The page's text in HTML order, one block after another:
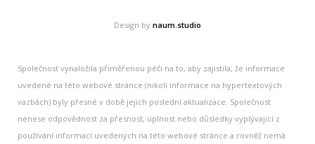
Design by naum.studio
Společnost vynaložila přiměřenou péči na to, aby zajistila, že informace
uvedené na této webové stránce (nikoli informace na hypertextových
vazbách) byly přesné v době jejich poslední aktualizace. Společnost
nenese odpovědnost za přesnost, úplnost nebo důsledky vyplývající z
používání informací uvedených na této webové stránce a rovněž nemá